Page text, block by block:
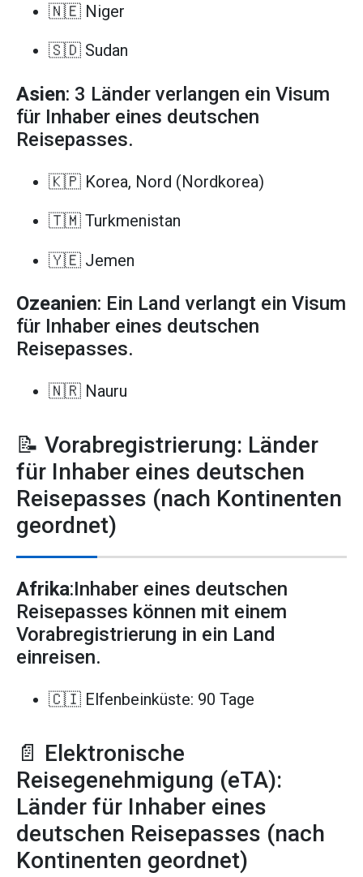
🇳🇪 Niger
🇸🇩 Sudan
Asien: 3 Länder verlangen ein Visum
für Inhaber eines deutschen
Reisepasses.
🇰🇵 Korea, Nord (Nordkorea)
🇹🇲 Turkmenistan
🇾🇪 Jemen
Ozeanien: Ein Land verlangt ein Visum
für Inhaber eines deutschen
Reisepasses.
🇳🇷 Nauru
📝 Vorabregistrierung: Länder
für Inhaber eines deutschen
Reisepasses (nach Kontinenten
geordnet)
Afrika:Inhaber eines deutschen
Reisepasses können mit einem
Vorabregistrierung in ein Land
einreisen.
🇨🇮 Elfenbeinküste: 90 Tage
📄 Elektronische
Reisegenehmigung (eTA):
Länder für Inhaber eines
deutschen Reisepasses (nach
Kontinenten geordnet)